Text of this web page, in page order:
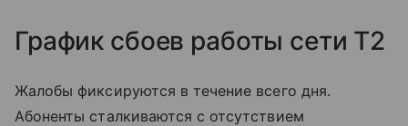
График сбоев работы сети T2
Жалобы фиксируются в течение всего дня.
Абоненты сталкиваются с отсутствием